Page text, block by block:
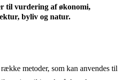
til vurdering af økonomi,
byliv og natur.
metoder, som kan anvendes til